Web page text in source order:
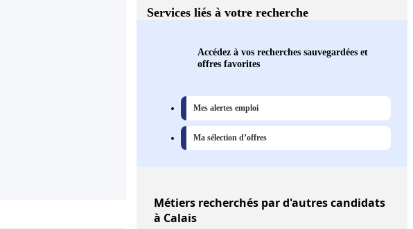
Services liés à votre recherche
Accédez à vos recherches sauvegardées et
offres favorites
Mes alertes emploi
Ma sélection d’offres
Métiers recherchés par d'autres candidats
à Calais